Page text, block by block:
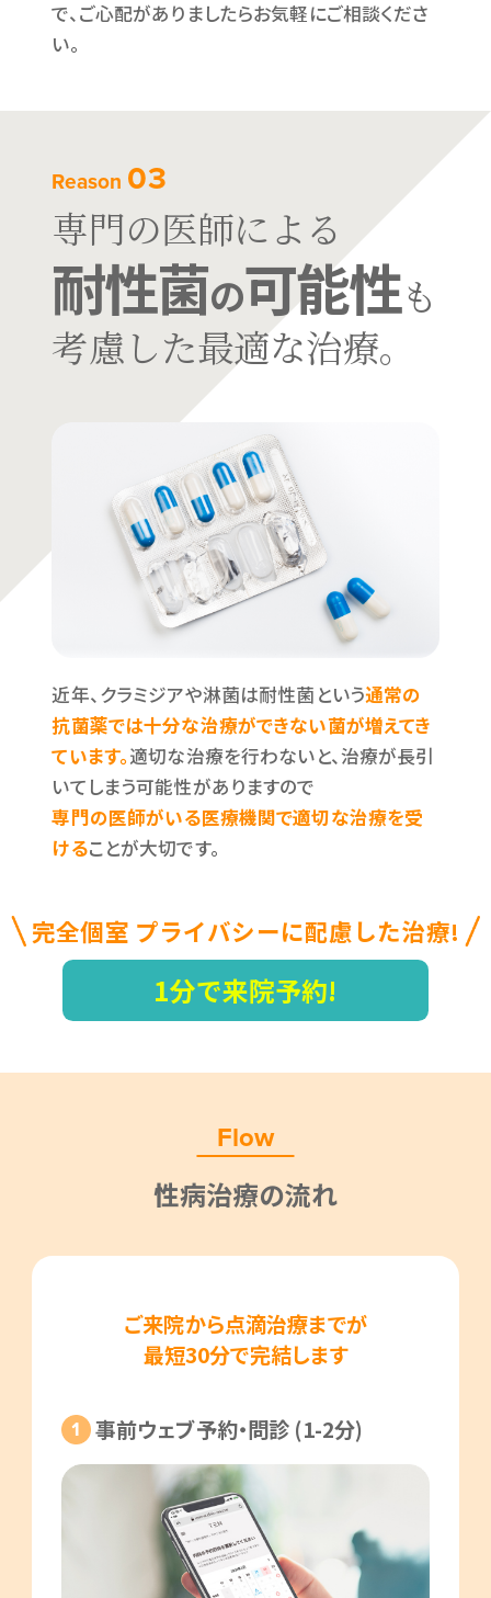
で、ご心配がありましたらお気軽にご相談くださ
い。
Reason 03
専門の医師による
耐性菌の可能性も
考慮した最適な治療。
近年、クラミジアや淋菌は耐性菌という通常の
抗菌薬では十分な治療ができない菌が増えてき
ています。適切な治療を行わないと、治療が長引
いてしまう可能性がありますので
専門の医師がいる医療機関で適切な治療を受
けることが大切です。
完全個室 プライバシーに配慮した治療!
1分で来院予約!
Flow
性病治療の流れ
ご来院から点滴治療までが
最短30分で完結します
事前ウェブ予約・問診 (1-2分)